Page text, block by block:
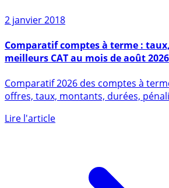
2 janvier 2018
meilleurs CAT au mois de août 2026
offres, taux, montants, durées,